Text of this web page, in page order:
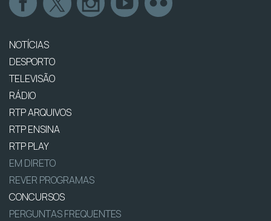
NOTÍCIAS
DESPORTO
TELEVISÃO
RÁDIO
RTP ARQUIVOS
RTP ENSINA
RTP PLAY
EM DIRETO
REVER PROGRAMAS
CONCURSOS
PERGUNTAS FREQUENTES